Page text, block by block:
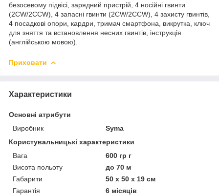
безосевому підвісі, зарядний пристрій, 4 носійні гвинти
(2CW/2CCW), 4 запасні гвинти (2CW/2CCW), 4 захисту гвинтів,
4 посадкові опори, кардри, тримач смартфона, викрутка, ключ
для зняття та встановлення несних гвинтів, інструкція
(англійською мовою).
Приховати
Характеристики
Основні атрибути
Виробник
Syma
Користувальницькі характеристики
Вага
600 гр г
Висота польоту
до 70 м
Габарити
50 х 50 х 19 см
Гарантія
6 місяців